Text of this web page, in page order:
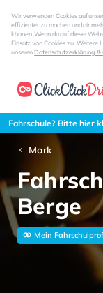
Wir verwenden Cookies auf
effizienter zu machen und dir
können. Wenn du auf dieser
Einsatz von Cookies zu. Weitere
unserenDatenschutzerklärung &
Fahrschule? Bitte hier
Mark
Berge
Mein